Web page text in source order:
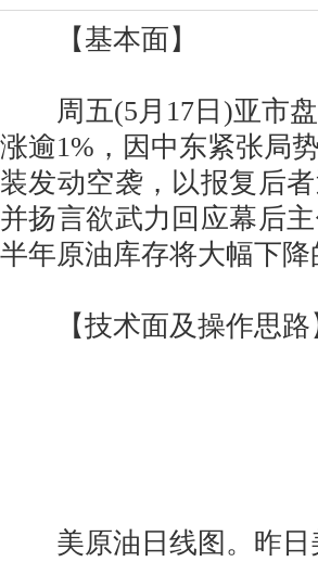
【基本面】
周五(5月17日)亚市盘
涨逾1%，因中东紧张局
装发动空袭，以报复后
并扬言欲武力回应幕后
半年原油库存将大幅下降
【技术面及操作思路
美原油日线图。昨日